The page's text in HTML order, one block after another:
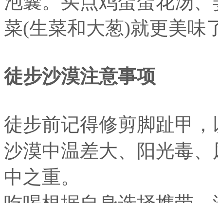
菜(生菜和大葱)就更美味
徒步沙漠注意事项
徒步前记得修剪脚趾甲
沙漠中温差大、阳光毒
中之重。